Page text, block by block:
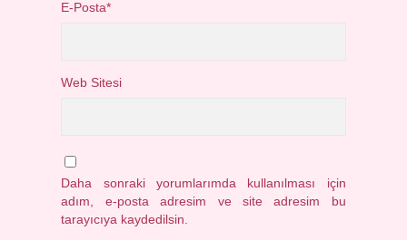
E-Posta*
Web Sitesi
Daha sonraki yorumlarımda kullanılması için
adım, e-posta adresim ve site adresim bu
tarayıcıya kaydedilsin.